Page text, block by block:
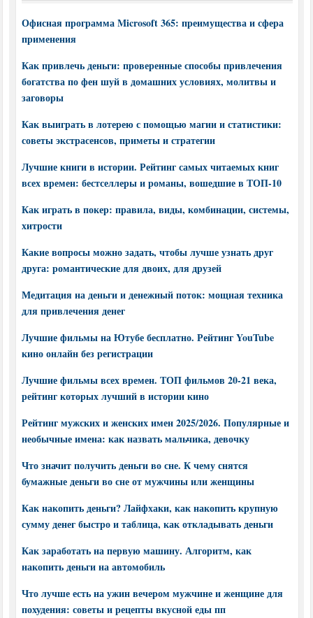
Офисная программа Microsoft 365: преимущества и сфера
применения
Как привлечь деньги: проверенные способы привлечения
богатства по фен шуй в домашних условиях, молитвы и
заговоры
Как выиграть в лотерею с помощью магии и статистики:
советы экстрасенсов, приметы и стратегии
Лучшие книги в истории. Рейтинг самых читаемых книг
всех времен: бестселлеры и романы, вошедшие в ТОП-10
Как играть в покер: правила, виды, комбинации, системы,
хитрости
Какие вопросы можно задать, чтобы лучше узнать друг
друга: романтические для двоих, для друзей
Медитация на деньги и денежный поток: мощная техника
для привлечения денег
Лучшие фильмы на Ютубе бесплатно. Рейтинг YouTube
кино онлайн без регистрации
Лучшие фильмы всех времен. ТОП фильмов 20-21 века,
рейтинг которых лучший в истории кино
Рейтинг мужских и женских имен 2025/2026. Популярные и
необычные имена: как назвать мальчика, девочку
Что значит получить деньги во сне. К чему снятся
бумажные деньги во сне от мужчины или женщины
Как накопить деньги? Лайфхаки, как накопить крупную
сумму денег быстро и таблица, как откладывать деньги
Как заработать на первую машину. Алгоритм, как
накопить деньги на автомобиль
Что лучше есть на ужин вечером мужчине и женщине для
похудения: советы и рецепты вкусной еды пп